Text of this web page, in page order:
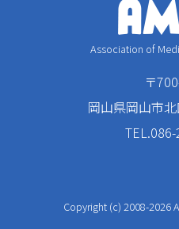
Association of
〒
岡山県岡山市
Copyright (c) 2008-2026